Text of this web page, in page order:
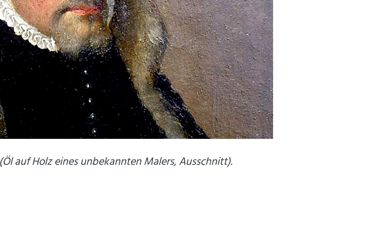
auf Holz eines unbekannten Malers, Ausschnitt).